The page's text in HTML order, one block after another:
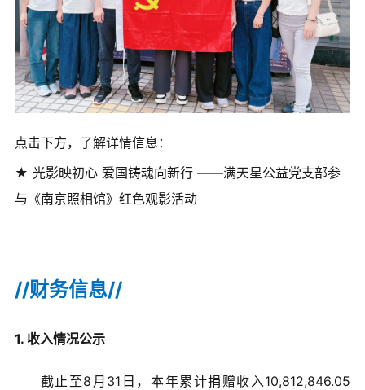
点击下方，了解详情信息：
★ 光影映初心 爱国铸魂向新行 ——满天星公益党支部参
与《南京照相馆》红色观影活动
//财务信息//
1. 收入情况公示
截止至8月31日，本年累计捐赠收入10,812,846.05